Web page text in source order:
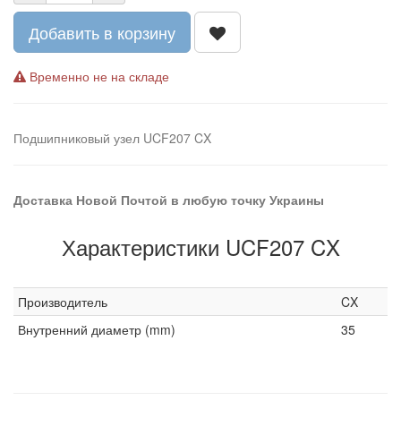
Добавить в корзину
Временно не на складе
Подшипниковый узел UCF207 CX
Доставка Новой Почтой в любую точку Украины
Характеристики UCF207 CX
Производитель
CX
Внутренний диаметр (mm)
35